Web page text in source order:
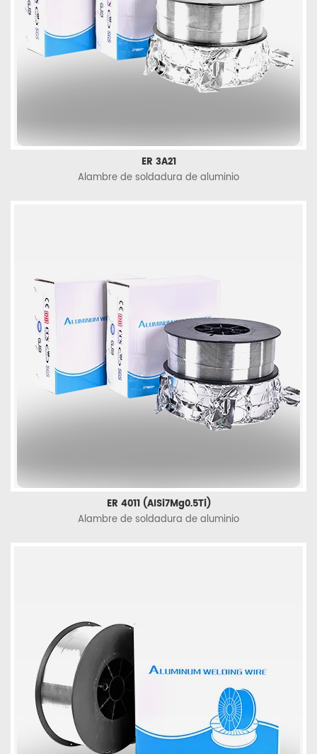
ER 3A21
Alambre de soldadura de aluminio
ER 4011 (AlSi7Mg0.5Ti)
Alambre de soldadura de aluminio